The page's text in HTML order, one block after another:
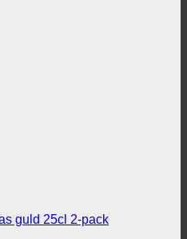
guld 25cl 2-pack